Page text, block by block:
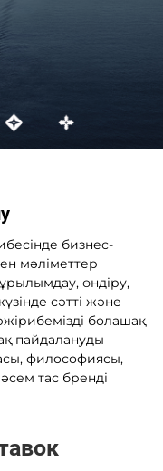
бизнес-
мәліметтер
өндіру,
сәтті және
болашақ
пайдалануды
философиясы,
әсем тас бренді